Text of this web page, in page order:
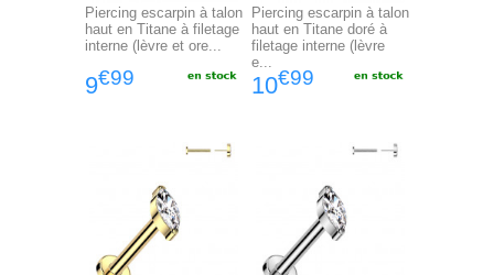
Piercing escarpin à talon
haut en Titane à filetage
interne (lèvre et ore...
9€99
Piercing escarpin à talon
haut en Titane doré à
filetage interne (lèvre
e...
10€99